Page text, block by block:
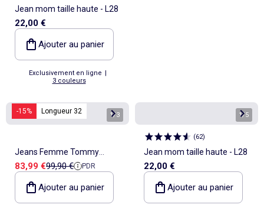
Jean mom taille haute - L28
22,00 €
Ajouter au panier
Exclusivement en ligne |
3 couleurs
-15% Longueur 32 1/3
Jeans Femme Tommy
Hilfiger
Prix de vente
83,99 €Prix de référence
99,90 € PDR
Ajouter au panier
1/5
(62)
Jean mom taille haute - L28
22,00 €
Ajouter au panier